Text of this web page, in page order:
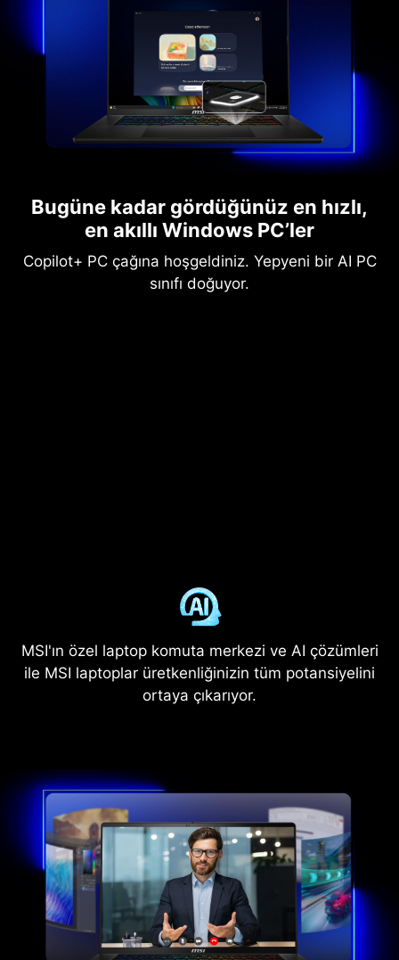
Bugüne kadar gördüğünüz en hızlı,
en akıllı Windows PC’ler
Copilot+ PC çağına hoşgeldiniz. Yepyeni bir AI PC
sınıfı doğuyor.
MSI'ın özel laptop komuta merkezi ve AI çözümleri
ile MSI laptoplar üretkenliğinizin tüm potansiyelini
ortaya çıkarıyor.